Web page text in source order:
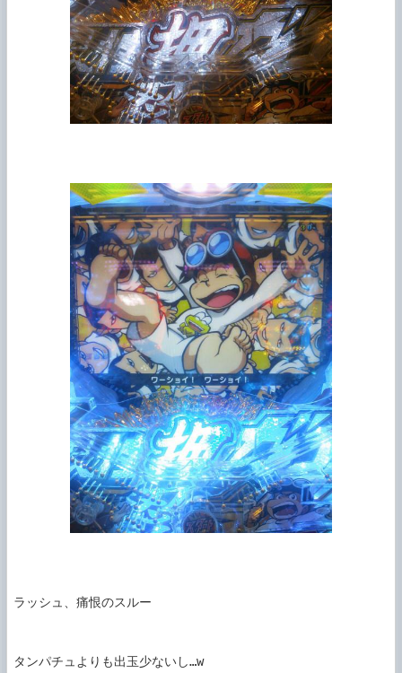
ラッシュ、痛恨のスルー
タンパチュよりも出玉少ないし…w